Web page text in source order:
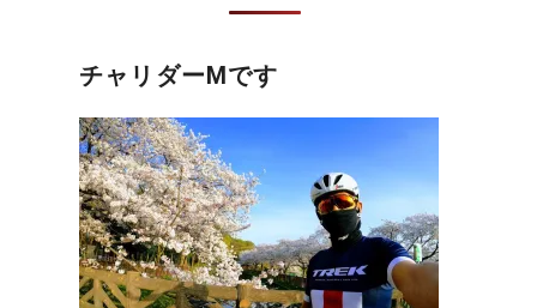
チャリダーMです